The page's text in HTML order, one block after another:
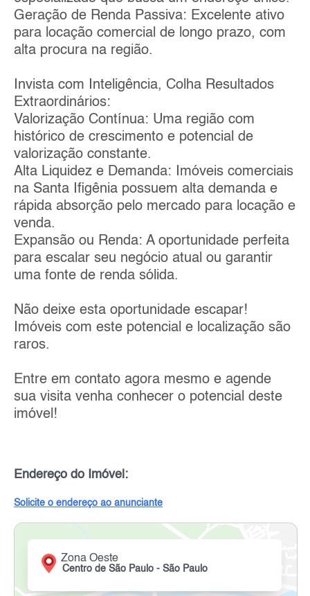
Geração de Renda Passiva: Excelente ativo
para locação comercial de longo prazo, com
alta procura na região.
Invista com Inteligência, Colha Resultados
Extraordinários:
Valorização Contínua: Uma região com
histórico de crescimento e potencial de
valorização constante.
Alta Liquidez e Demanda: Imóveis comerciais
na Santa Ifigênia possuem alta demanda e
rápida absorção pelo mercado para locação e
venda.
Expansão ou Renda: A oportunidade perfeita
para escalar seu negócio atual ou garantir
uma fonte de renda sólida.
Não deixe esta oportunidade escapar!
Imóveis com este potencial e localização são
raros.
Entre em contato agora mesmo e agende
sua visita venha conhecer o potencial deste
imóvel!
Endereço do Imóvel:
Solicite o endereço ao anunciante
Zona Oeste
Centro de São Paulo - São Paulo